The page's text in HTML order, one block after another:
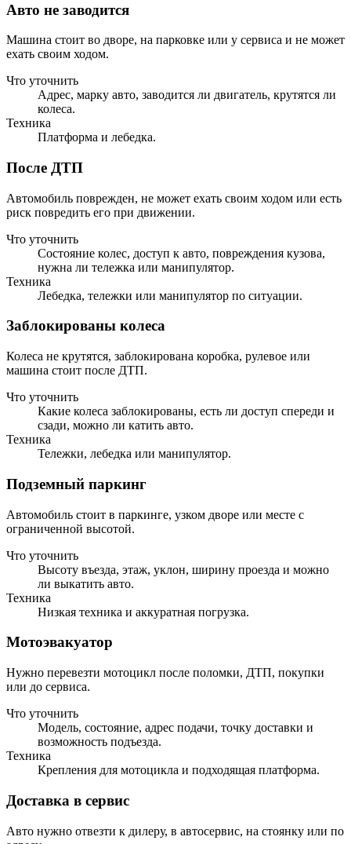
Авто не заводится
Машина стоит во дворе, на парковке или у сервиса и не может
ехать своим ходом.
Что уточнить
Адрес, марку авто, заводится ли двигатель, крутятся ли
колеса.
Техника
Платформа и лебедка.
После ДТП
Автомобиль поврежден, не может ехать своим ходом или есть
риск повредить его при движении.
Что уточнить
Состояние колес, доступ к авто, повреждения кузова,
нужна ли тележка или манипулятор.
Техника
Лебедка, тележки или манипулятор по ситуации.
Заблокированы колеса
Колеса не крутятся, заблокирована коробка, рулевое или
машина стоит после ДТП.
Что уточнить
Какие колеса заблокированы, есть ли доступ спереди и
сзади, можно ли катить авто.
Техника
Тележки, лебедка или манипулятор.
Подземный паркинг
Автомобиль стоит в паркинге, узком дворе или месте с
ограниченной высотой.
Что уточнить
Высоту въезда, этаж, уклон, ширину проезда и можно
ли выкатить авто.
Техника
Низкая техника и аккуратная погрузка.
Мотоэвакуатор
Нужно перевезти мотоцикл после поломки, ДТП, покупки
или до сервиса.
Что уточнить
Модель, состояние, адрес подачи, точку доставки и
возможность подъезда.
Техника
Крепления для мотоцикла и подходящая платформа.
Доставка в сервис
Авто нужно отвезти к дилеру, в автосервис, на стоянку или по